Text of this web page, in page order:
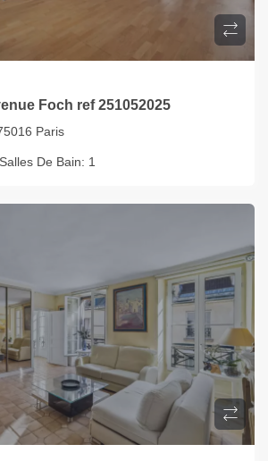
Foch ref 251052025
Paris
Salles De Bain: 1